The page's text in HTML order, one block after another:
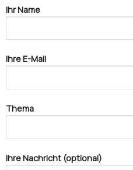
Ihr Name
Ihre E-Mail
Thema
Ihre Nachricht (optional)